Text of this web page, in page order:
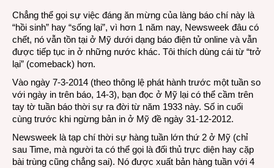
trở
lại
kệ
Chẳng thể gọi sự việc đáng ăn mừng của làng báo chí này là
“hồi sinh” hay “sống lại”, vì hơn 1 năm nay, Newsweek đâu có
chết, nó vẫn tồn tại ở Mỹ dưới dạng báo điện tử online và vẫn
được tiếp tục in ở những nước khác. Tôi thích dùng cái từ “trở
lại” (comeback) hơn.
Vào ngày 7-3-2014 (theo thông lệ phát hành trước một tuần so
với ngày in trên báo, 14-3), bạn đọc ở Mỹ lại có thể cầm trên
tay tờ tuần báo thời sự ra đời từ năm 1933 này. Số in cuối
cùng trước khi ngừng bản in ở Mỹ đề ngày 31-12-2012.
Newsweek là tạp chí thời sự hàng tuần lớn thứ 2 ở Mỹ (chỉ
sau Time, mà người ta có thể gọi là đối thủ trực diện hay cặp
bài trùng cũng chẳng sai). Nó được xuất bản hàng tuần với 4